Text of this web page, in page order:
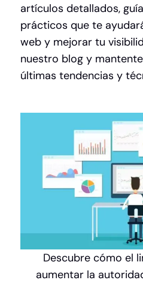
artículos detallados,
prácticos que te
web y mejorar tu
nuestro blog y
últimas tendencias y
Descubre cómo el
aumentar la